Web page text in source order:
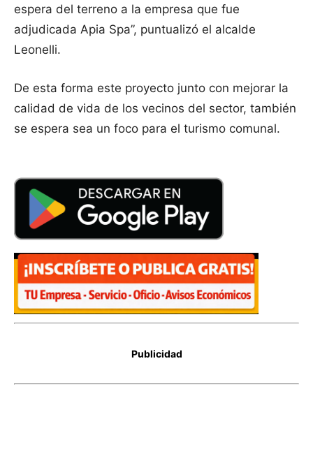
espera del terreno a la empresa que fue
adjudicada Apia Spa”, puntualizó el alcalde
Leonelli.
De esta forma este proyecto junto con mejorar la
calidad de vida de los vecinos del sector, también
se espera sea un foco para el turismo comunal.
Publicidad